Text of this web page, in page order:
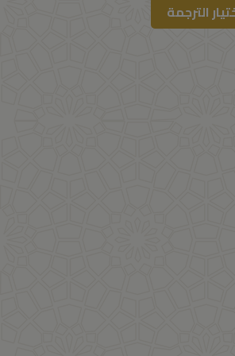
الترجمة